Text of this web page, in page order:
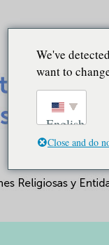
We've
want to
English
Close and do